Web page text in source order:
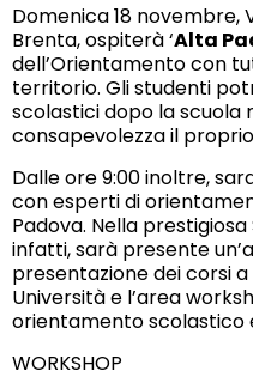
Domenica 18 novembre,
Brenta, ospiterà ‘Alta
dell’Orientamento con
territorio. Gli studenti
scolastici dopo la scuola
consapevolezza il
Dalle ore 9:00 inoltre,
con esperti di
Padova. Nella
infatti, sarà presente
presentazione dei corsi
Università e l’area
orientamento scolastico
WORKSHOP